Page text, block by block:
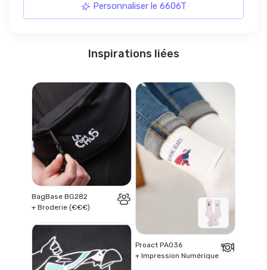
Personnaliser le 6606T
Inspirations liées
BagBase BG282
+ Broderie (€€€)
Proact PA036
+ Impression Numérique